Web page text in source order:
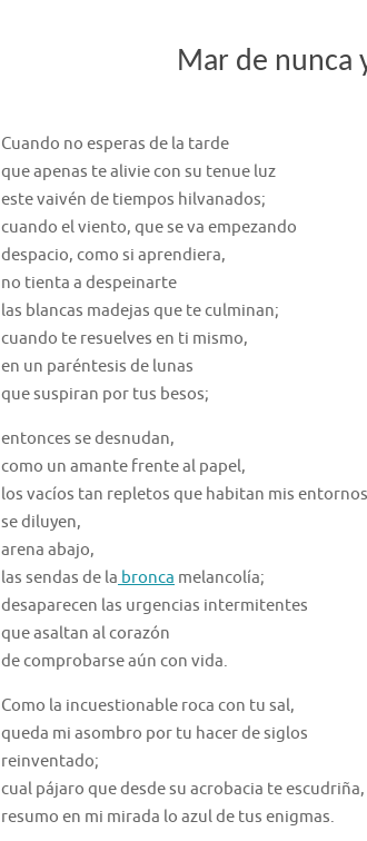
Mar de nunca
Cuando no esperas de la tarde
que apenas te alivie con su tenue luz
este vaivén de tiempos hilvanados;
cuando el viento, que se va empezando
despacio, como si aprendiera,
no tienta a despeinarte
las blancas madejas que te culminan;
cuando te resuelves en ti mismo,
en un paréntesis de lunas
que suspiran por tus besos;
entonces se desnudan,
como un amante frente al papel,
los vacíos tan repletos que habitan mis
se diluyen,
arena abajo,
las sendas de la bronca melancolía;
desaparecen las urgencias intermitentes
que asaltan al corazón
de comprobarse aún con vida.
Como la incuestionable roca con tu sal,
queda mi asombro por tu hacer de siglos
reinventado;
cual pájaro que desde su acrobacia te escudriña,
resumo en mi mirada lo azul de tus enigmas.